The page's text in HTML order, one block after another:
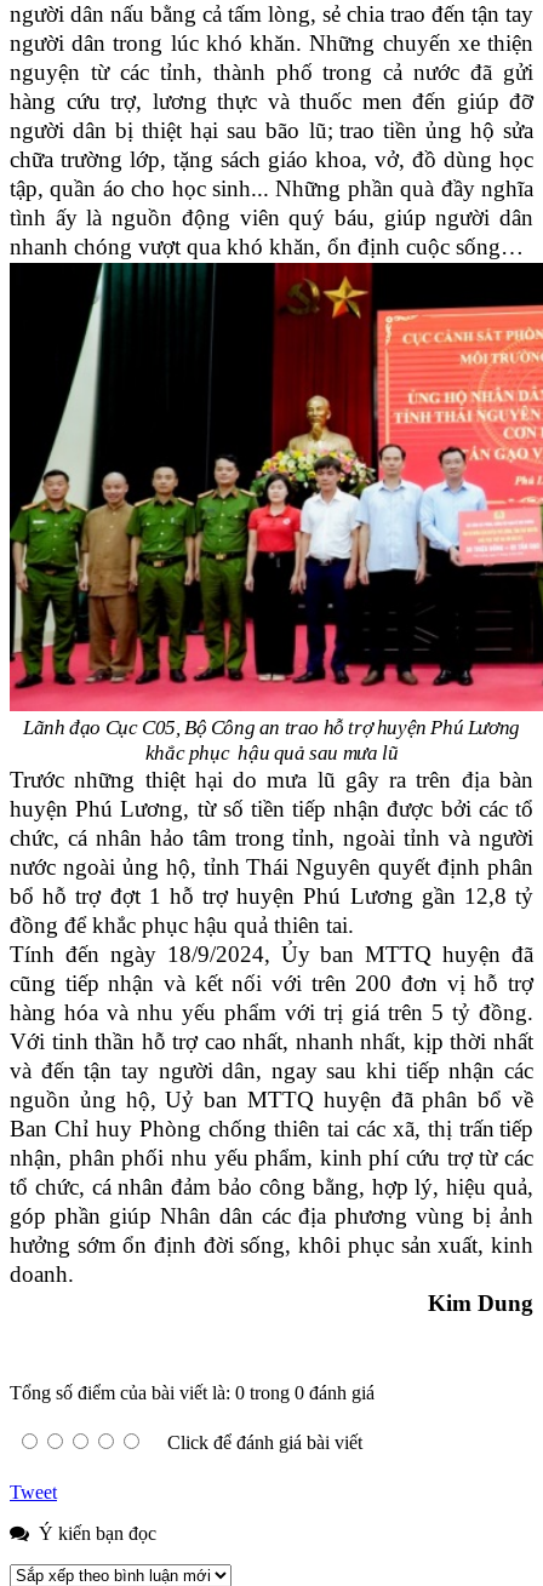
người dân nấu bằng cả tấm lòng, sẻ chia trao đến tận tay
người dân trong lúc khó khăn. Những chuyến xe thiện
nguyện từ các tỉnh, thành phố trong cả nước đã gửi
hàng cứu trợ, lương thực và thuốc men đến giúp đỡ
người dân bị thiệt hại sau bão lũ; trao tiền ủng hộ sửa
chữa trường lớp, tặng sách giáo khoa, vở, đồ dùng học
tập, quần áo cho học sinh... Những phần quà đầy nghĩa
tình ấy là nguồn động viên quý báu, giúp người dân
nhanh chóng vượt qua khó khăn, ổn định cuộc sống…
Lãnh đạo Cục C05, Bộ Công an trao hỗ trợ huyện Phú Lương
khắc phục hậu quảsau mưa lũ
Trước những thiệt hại do mưa lũ gây ra trên địa bàn
huyện Phú Lương, từ số tiền tiếp nhận được bởi các tổ
chức, cá nhân hảo tâm trong tỉnh, ngoài tỉnh và người
nước ngoài ủng hộ, tỉnh Thái Nguyên quyết định phân
bổ hỗ trợ đợt 1 hỗ trợ huyện Phú Lương gần 12,8 tỷ
đồng để khắc phục hậu quả thiên tai.
Tính đến ngày 18/9/2024, Ủy ban MTTQ huyện đã
cũng tiếp nhận và kết nối với trên 200 đơn vị hỗ trợ
hàng hóa và nhu yếu phẩm với trị giá trên 5 tỷ đồng.
Với tinh thần hỗ trợ cao nhất, nhanh nhất, kịp thời nhất
và đến tận tay người dân, ngay sau khi tiếp nhận các
nguồn ủng hộ, Uỷ ban MTTQ huyện đã phân bổ về
Ban Chỉ huy Phòng chống thiên tai các xã, thị trấntiếp
nhận, phân phối nhu yếu phẩm, kinh phí cứu trợ từ các
tổ chức, cá nhân đảm bảo công bằng, hợp lý, hiệu quả,
góp phần giúp Nhân dân các địa phương vùng bị ảnh
hưởng sớm ổn định đời sống, khôi phục sản xuất, kinh
doanh.
Kim Dung
Tổng số điểm của bài viết là: 0 trong 0 đánh giá
Click để đánh giá bài viết
Tweet
Ý kiến bạn đọc